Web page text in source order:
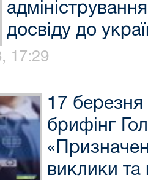
досвіду до
17:29
17 березня
брифінг
виклики та